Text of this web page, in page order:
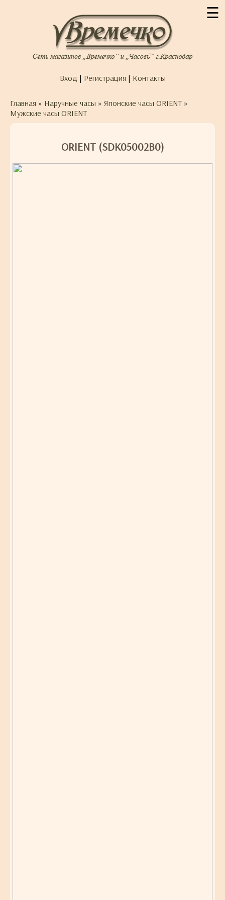
☰
Вход | Регистрация | Контакты
Главная » Наручные часы » Японские часы ORIENT »
Мужские часы ORIENT
ORIENT (SDK05002B0)